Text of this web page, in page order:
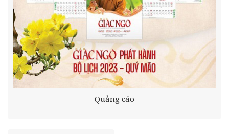
Quảng cáo